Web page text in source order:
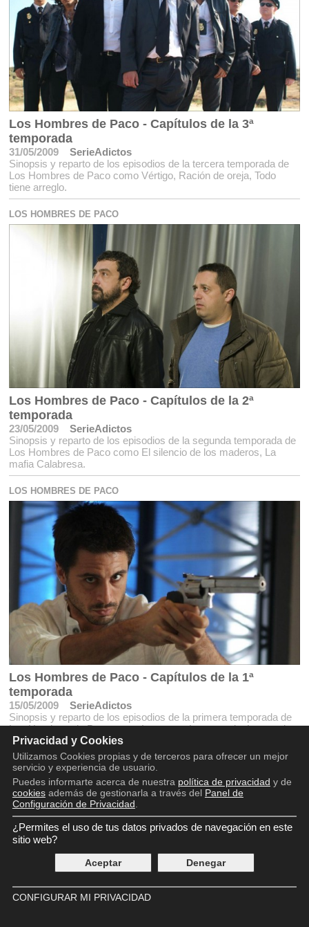
Los Hombres de Paco - Capítulos de la 3ª
temporada
31/05/2009
SerieAdictos
Sinopsis y reparto de los episodios de la tercera temporada de
Los Hombres de Paco como Vértigo, Ración de oreja, Todo
tiene arreglo.
LOS HOMBRES DE PACO
Los Hombres de Paco - Capítulos de la 2ª
temporada
23/05/2009
SerieAdictos
Sinopsis y reparto de los episodios de la segunda temporada de
Los Hombres de Paco como El silencio de los maderos, La
mafia Calabresa.
LOS HOMBRES DE PACO
Los Hombres de Paco - Capítulos de la 1ª
temporada
15/05/2009
SerieAdictos
Sinopsis y reparto de los episodios de la primera temporada de
Los Hombres de Paco como La suerte, La paranoia, La mentira,
Operación Pikachu.
Copyright © 2016 - 2026
Aviso legal
Política de cookies
Contácto
Privacidad y Cookies
Utilizamos Cookies propias y de terceros para ofrecer un mejor
servicio y experiencia de usuario.
Puedes informarte acerca de nuestra política de privacidad y de
cookiesademás de gestionarla a través del Panel de
Configuración de Privacidad
¿Permites el uso de tus datos privados de navegación en este
sitio web?
Aceptar Denegar
CONFIGURAR MI PRIVACIDAD